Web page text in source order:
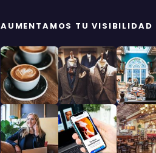
AUMENTAMOS TU VISIBILIDAD